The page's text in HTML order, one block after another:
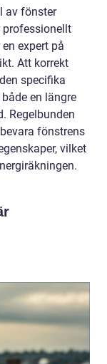
av fönster
expert på
Att korrekt
specifika
en längre
Regelbunden
fönstrens
vilket